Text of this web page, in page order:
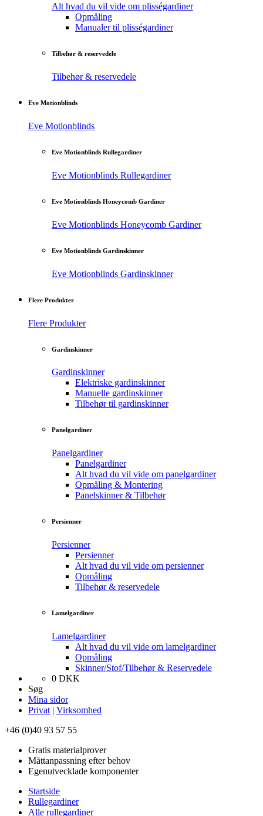
Alt hvad du vil vide om plisségardiner
Opmåling
Manualer til plisségardiner
Tilbehør & reservedele
Tilbehør & reservedele
Eve Motionblinds
Eve Motionblinds
Eve Motionblinds Rullegardiner
Eve Motionblinds Rullegardiner
Eve Motionblinds Honeycomb Gardiner
Eve Motionblinds Honeycomb Gardiner
Eve Motionblinds Gardinskinner
Eve Motionblinds Gardinskinner
Flere Produkter
Flere Produkter
Gardinskinner
Gardinskinner
Elektriske gardinskinner
Manuelle gardinskinner
Tilbehør til gardinskinner
Panelgardiner
Panelgardiner
Panelgardiner
Alt hvad du vil vide om panelgardiner
Opmåling & Montering
Panelskinner & Tilbehør
Persienner
Persienner
Persienner
Alt hvad du vil vide om persienner
Opmåling
Tilbehør & reservedele
Lamelgardiner
Lamelgardiner
Alt hvad du vil vide om lamelgardiner
Opmåling
Skinner/Stof/Tilbehør & Reservedele
0 DKK
Søg
Mina sidor
Privat | Virksomhed
+46 (0)40 93 57 55
Gratis materialprover
Måttanpassning efter behov
Egenutvecklade komponenter
Startside
Rullegardiner
Alle rullegardiner